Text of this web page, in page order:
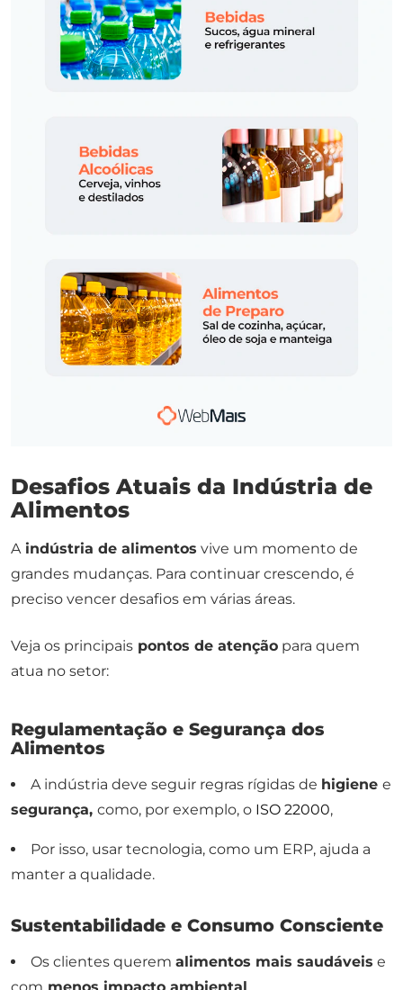
Desafios Atuais da Indústria de
Alimentos
Aindústria de alimentos vive um momento de
grandes mudanças. Para continuar crescendo, é
preciso vencer desafios em várias áreas.
Veja os principais pontos de atenção para quem
atua no setor:
Regulamentação e Segurança dos
Alimentos
A indústria deve seguir regras rígidas de higiene e
segurança, como, por exemplo, o ISO 22000,
Por isso, usar tecnologia, como um ERP, ajuda a
manter a qualidade.
Sustentabilidade e Consumo Consciente
Os clientes querem alimentos mais saudáveis e